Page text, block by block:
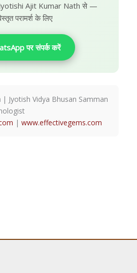
Jyotishi Ajit Kumar Nath से —
परामर्श के लिए
पर संपर्क करें
| Jyotish Vidya Bhusan Samman
| www.effectivegems.com